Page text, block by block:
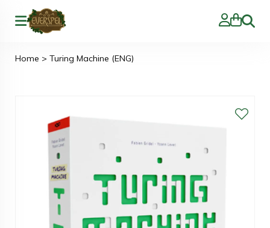
Zoeken
Home > Turing Machine (ENG)